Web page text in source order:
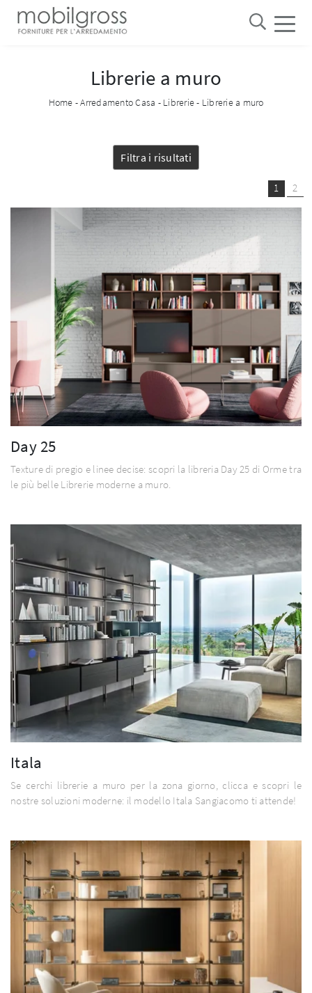
Librerie a muro
Home -Arredamento Casa - Librerie- Librerie a muro
Filtra i risultati
1 2
Day 25
Texture di pregio e linee decise: scopri la libreria Day 25 di Orme tra
le più belle Librerie moderne a muro.
Itala
Se cerchi librerie a muro per la zona giorno, clicca e scopri le
nostre soluzioni moderne: il modello Itala Sangiacomo ti attende!